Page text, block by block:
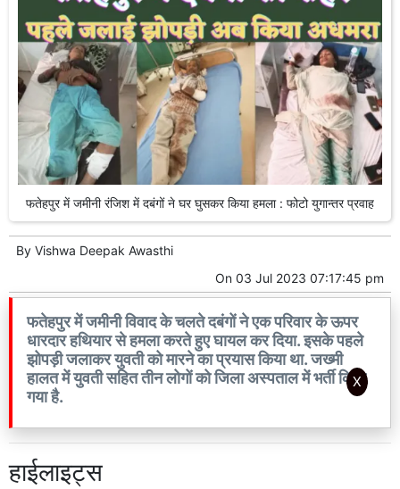
फतेहपुर में जमीनी रंजिश में दबंगों ने घर घुसकर किया हमला : फोटो युगान्तर प्रवाह
By Vishwa Deepak Awasthi
On 03 Jul 2023 07:17:45 pm
फतेहपुर में जमीनी विवाद के चलते दबंगों ने एक परिवार के ऊपर
धारदार हथियार से हमला करते हुए घायल कर दिया. इसके पहले
झोपड़ी जलाकर युवती को मारने का प्रयास किया था. जख्मी
हालत में युवती सहित तीन लोगों को जिला अस्पताल में भर्ती किया
गया है.
हाईलाइट्स
X